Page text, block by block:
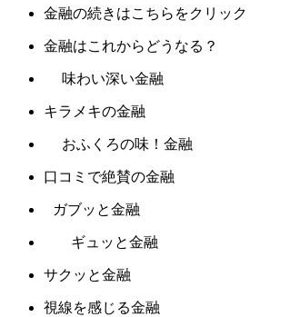
金融の続きはこちらをクリック
金融はこれからどうなる？
味わい深い金融
キラメキの金融
おふくろの味！金融
口コミで絶賛の金融
ガブッと金融
ギュッと金融
サクッと金融
視線を感じる金融